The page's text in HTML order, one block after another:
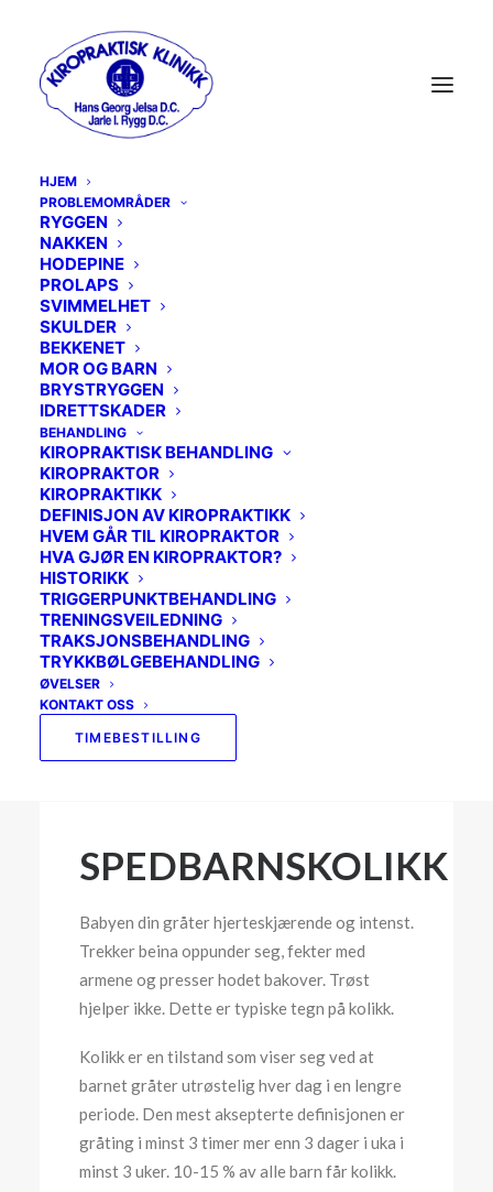
HJEM
PROBLEMOMRÅDER
RYGGEN
NAKKEN
HODEPINE
PROLAPS
SVIMMELHET
SKULDER
BEKKENET
MOR OG BARN
BRYSTRYGGEN
IDRETTSKADER
BEHANDLING
KIROPRAKTISK BEHANDLING
KIROPRAKTOR
KIROPRAKTIKK
DEFINISJON AV KIROPRAKTIKK
HVEM GÅR TIL KIROPRAKTOR
HVA GJØR EN KIROPRAKTOR?
HISTORIKK
TRIGGERPUNKTBEHANDLING
TRENINGSVEILEDNING
TRAKSJONSBEHANDLING
TRYKKBØLGEBEHANDLING
ØVELSER
KONTAKT OSS
TIMEBESTILLING
MENU
RYGGEN
NAKKEN
HODEPINE
PROLAPS
SVIMMELHET
SKULDER
BEKKENET
MOR OG BARN
BRYSTRYGGEN
IDRETTSKADER
SPEDBARNSKOLIKK
Babyen din gråter hjerteskjærende og intenst.
Trekker beina oppunder seg, fekter med
armene og presser hodet bakover. Trøst
hjelper ikke. Dette er typiske tegn på kolikk.
Kolikk er en tilstand som viser seg ved at
barnet gråter utrøstelig hver dag i en lengre
periode. Den mest aksepterte definisjonen er
gråting i minst 3 timer mer enn 3 dager i uka i
minst 3 uker. 10-15 % av alle barn får kolikk.